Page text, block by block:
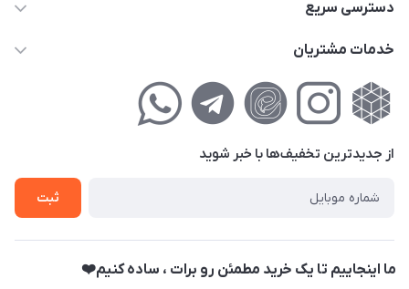
کوچه گلریز 4 غربی ، پلاک 13
دسترسی سریع
حساب کاربری
لیست محصولات
خدمات مشتریان
راهنمای‌خرید‌آنلاین
حریم خصوصی
فروش‌اقساطی
از جدید‌ترین تخفیف‌ها با‌ خبر شوید
ثبت
ما اینجاییم تا یک خرید مطمئن رو برات ، ساده کنیم❤️